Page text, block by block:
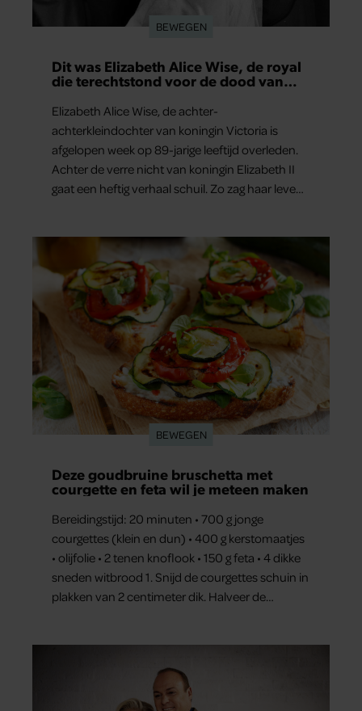
BEWEGEN
Dit was Elizabeth Alice Wise, de royal
die terechtstond voor de dood van
Elizabeth Alice Wise, de achter-
achterkleindochter van koningin Victoria is
afgelopen week op 89-jarige leeftijd overleden.
Achter de verre nicht van koningin Elizabeth II
gaat een heftig verhaal schuil. Zo zag haar leven
BEWEGEN
Deze goudbruine bruschetta met
courgette en feta wil je meteen maken
Bereidingstijd: 20 minuten • 700 g jonge
courgettes (klein en dun) • 400 g kerstomaatjes
• olijfolie • 2 tenen knoflook • 150 g feta • 4 dikke
sneden witbrood 1. Snijd de courgettes schuin in
plakken van 2 centimeter dik. Halveer de